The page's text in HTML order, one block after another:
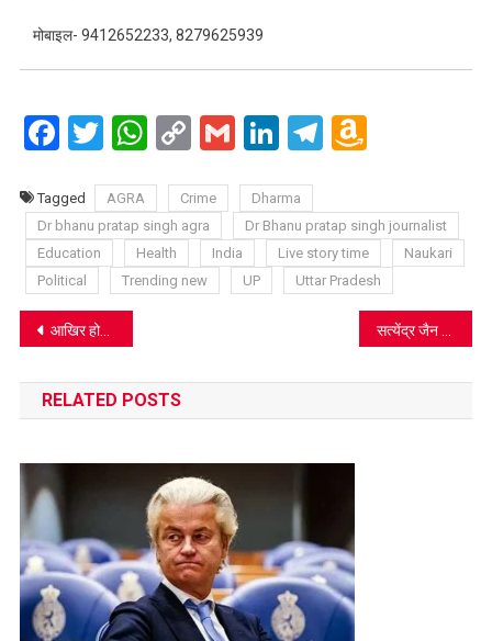
मोबाइल- 9412652233, 8279625939
Facebook
Twitter
WhatsApp
CopyGmailLinkedIn
Telegram
Amazon
List
Tagged AGRA Crime
Dharma
Dr bhanu pratap singh agra
Dr Bhanu pratap singh journalist
Education
Health India Live story time
Naukari
Political
Trending new UP Uttar Pradesh
Post
navigation
आखिर होली पर क्यों शुरू हुई भांग पीने की परंपरा, जानिए पौराणिक कथा..
RELATED POSTS